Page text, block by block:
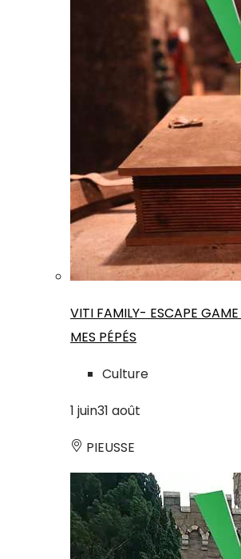
VITI FAMILY- ESCAPE GAME
MES PÉPÉS
Culture
1 juin31 août
PIEUSSE